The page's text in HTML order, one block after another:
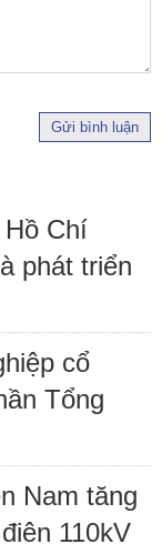
Gửi bình luận
Chí
phát triển
cổ
Tổng
Nam tăng
110kV